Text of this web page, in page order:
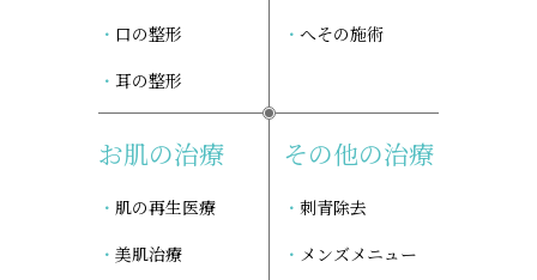
口の整形
耳の整形
へその施術
お肌の治療
肌の再生医療
美肌治療
その他の治療
刺青除去
メンズメニュー